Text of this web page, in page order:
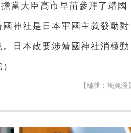
當大臣高市早苗參拜了靖國
神社是日本軍國主義發動對
日本政要涉靖國神社消極動
【編輯：梅婉潼】